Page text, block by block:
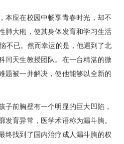
应在校园中畅享青春时光，却不
肺大疱，使其身体发育和学习生活
不已。然而幸运的是，他遇到了北
闫天生教授团队。在一台精湛的微
题被一并解决，使他能够以全新的
前胸壁有一个明显的巨大凹陷，
发育异常，医学术语称为漏斗胸。
终找到了国内治疗成人漏斗胸的权